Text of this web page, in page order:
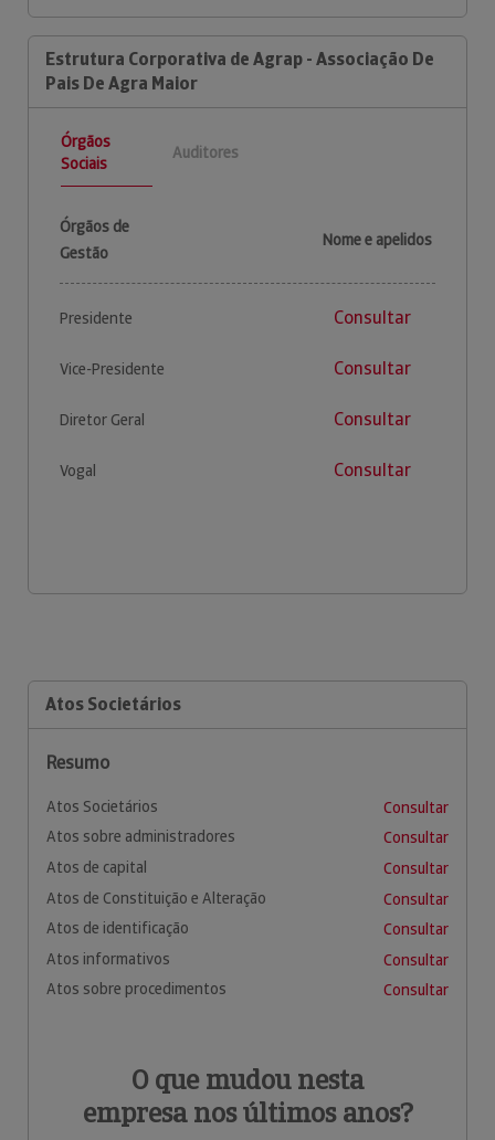
Estrutura Corporativa de Agrap - Associação De
Pais De Agra Maior
Órgãos
Sociais
Auditores
Órgãos de
Gestão
Nome e apelidos
Presidente Consultar
Vice-Presidente Consultar
Diretor Geral Consultar
Vogal Consultar
Atos Societários
Resumo
Atos Societários
Consultar
Atos sobre administradores
Consultar
Atos de capital
Consultar
Atos de Constituição e Alteração
Consultar
Atos de identificação
Consultar
Atos informativos
Consultar
Atos sobre procedimentos
Consultar
O que mudou nesta
empresa nos últimos anos?